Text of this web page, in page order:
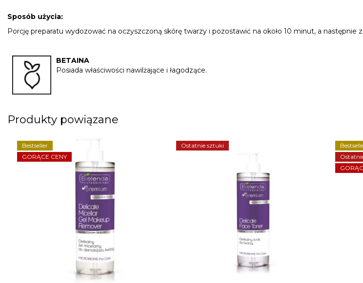
Sposób użycia:
Porcję preparatu wydozować na oczyszczoną skórę twarzy i pozostawić na około 10 minut, a
BETAINA
Posiada właściwości nawilżające i łagodzące.
Produkty powiązane
Bestseller
GORĄCE CENY
Ostatnie sztuki